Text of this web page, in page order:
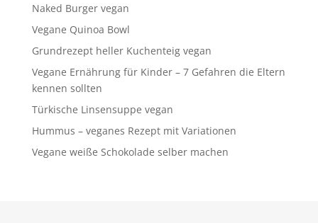
Naked Burger vegan
Vegane Quinoa Bowl
Grundrezept heller Kuchenteig vegan
Vegane Ernährung für Kinder – 7 Gefahren die Eltern
kennen sollten
Türkische Linsensuppe vegan
Hummus – veganes Rezept mit Variationen
Vegane weiße Schokolade selber machen